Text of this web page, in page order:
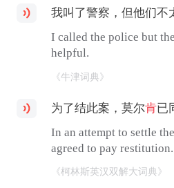
我叫了警察，但他们不
I called the police but
helpful.
《牛津词典》
为了结此案，莫尔肯已
In an attempt to settle
agreed to pay restitution.
《柯林斯英汉双解大词典》